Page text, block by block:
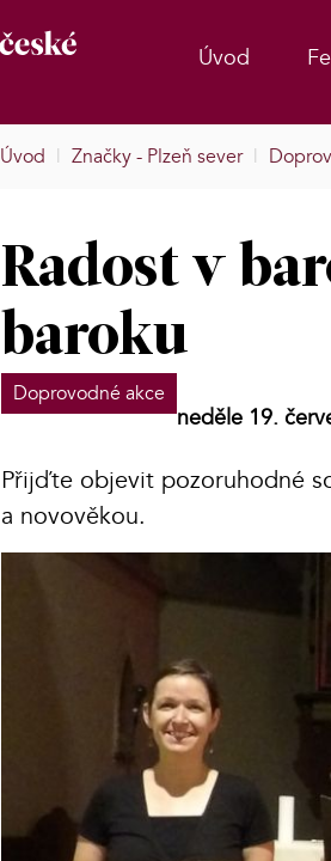
Úvod
Úvod | Značky - Plzeň sever |
Radost v
baroku
Doprovodné akce
neděle 19.
Přijďte objevit pozoruhodné
a novověkou.